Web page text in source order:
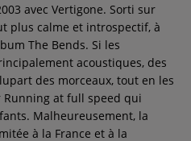
avec Vertigone. Sorti sur
plus calme et introspectif, à
The Bends. Si les
acoustiques, des
des morceaux, tout en les
at full speed qui
Malheureusement, la
à la France et à la